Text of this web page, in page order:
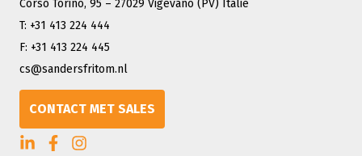
Corso Torino, 95 – 27029 Vigevano (PV) Italië
T: +31 413 224 444
F: +31 413 224 445
cs@sandersfritom.nl
CONTACT MET SALES